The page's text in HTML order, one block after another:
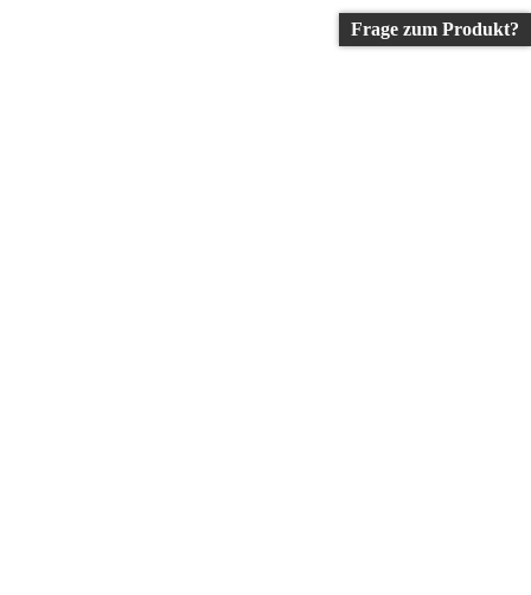
Frage zum Produkt?